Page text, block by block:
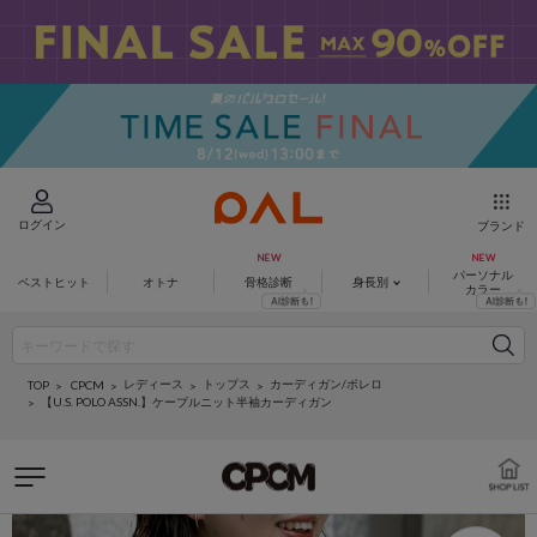
ログイン ブランド
ベストヒット オトナ 骨格診断 身長別
パーソナル
カラー
TOP CPCM レディース トップス
カーディガン/ボレロ
【U.S. POLO ASSN.】ケーブルニット半袖カーディガン